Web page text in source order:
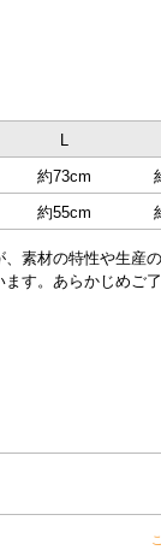
L
約73cm
約55cm
素材の特性や生産
す。あらかじめご了